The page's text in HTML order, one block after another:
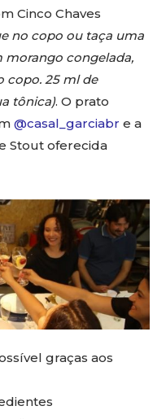
Cinco Chaves
no copo ou taça uma
morango congelada,
copo. 25 ml de
tônica). O prato
@casal_garciabr e a
Stout oferecida
graças aos